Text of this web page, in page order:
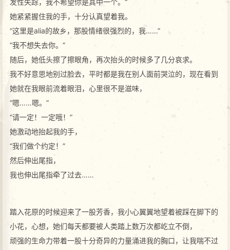
发性失踪，我不希望你是其中一个。“
她紧紧握住我的手，十分认真望着我。
“这里是alia的故乡，那股情绪很强烈的，我……”
“我不想失去你。”
随后，她低头擦了擦眼角，再次抬头的时候多了几分哀求。
我不好意思地别过脸去，平时都是我在别人面前哭泣的，现在看到
她就在我眼前流着眼泪，心里很不是滋味，
“嗯……嗯。”
“请一定！一定哦！”
她激动地抬起我的手，
“我们做个约定！”
然后伸出尾指，
我也伸出尾指牵了过去……
踏入花原的时候迎来了一股芳香，我小心翼翼地望着被踩在脚下的
小花，心想，她们每天都要被人类踏上数万次都屹立不倒，
顽强的生命力带着一股十分奇异的力量涌进我的胸口，让我喘不过